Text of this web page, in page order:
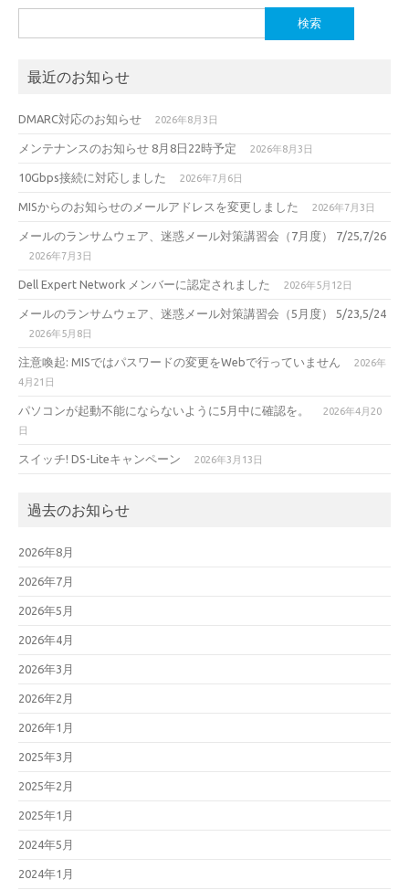
索:
最近のお知らせ
DMARC対応のお知らせ 2026年8月3日
メンテナンスのお知らせ 8月8日22時予定 2026年8月3日
10Gbps接続に対応しました 2026年7月6日
MISからのお知らせのメールアドレスを変更しました 2026年7月3日
メールのランサムウェア、迷惑メール対策講習会（7月度） 7/25,7/26
2026年7月3日
Dell Expert Network メンバーに認定されました 2026年5月12日
メールのランサムウェア、迷惑メール対策講習会（5月度） 5/23,5/24
2026年5月8日
注意喚起: MISではパスワードの変更をWebで行っていません
2026年
4月21日
パソコンが起動不能にならないように5月中に確認を。
2026年4月20
日
スイッチ! DS-Liteキャンペーン 2026年3月13日
過去のお知らせ
2026年8月
2026年7月
2026年5月
2026年4月
2026年3月
2026年2月
2026年1月
2025年3月
2025年2月
2025年1月
2024年5月
2024年1月